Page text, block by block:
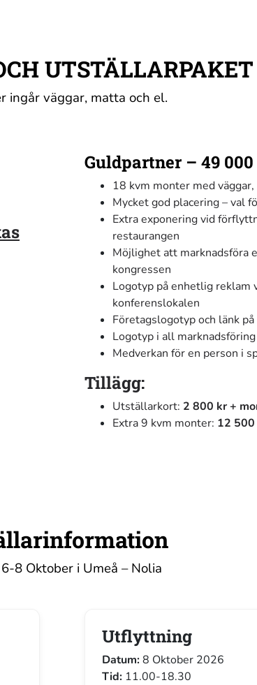
UTSTÄLLARPAKET
ingår väggar, matta och el.
s
Guldpartner – 49
18 kvm monter med
Mycket god placering – val
Extra exponering vid
restaurangen
Möjlighet att marknadsföra
kongressen
Logotyp på enhetlig reklam
konferenslokalen
Företagslogotyp och länk
Logotyp i all marknadsföring
Medverkan för en person i
Tillägg:
Utställarkort: 2 800 kr +
Extra 9 kvm monter: 12
8 Oktober i Umeå – Nolia
Utflyttning
Datum:8 Oktober 2026
Tid: 11.00-18.30